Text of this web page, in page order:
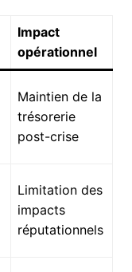
Impact
opérationnel
Maintien de la
trésorerie
post-crise
Limitation des
impacts
réputationnels